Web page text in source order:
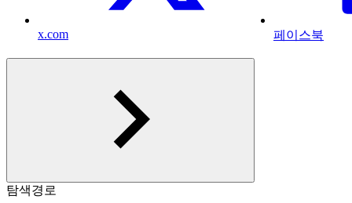
x.com 페이스북
탐색경로